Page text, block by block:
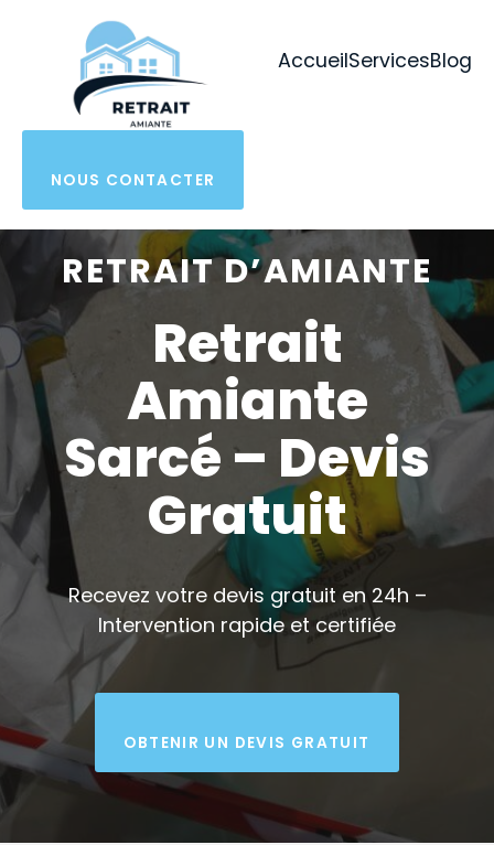
AccueilServicesBlog
NOUS CONTACTER
RETRAIT D’AMIANTE
Retrait
Amiante
Sarcé – Devis
Gratuit
Recevez votre devis gratuit en 24h –
Intervention rapide et certifiée
OBTENIR UN DEVIS GRATUIT